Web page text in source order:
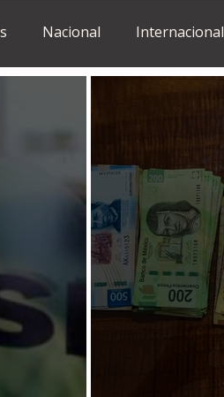
Nacional Internacional